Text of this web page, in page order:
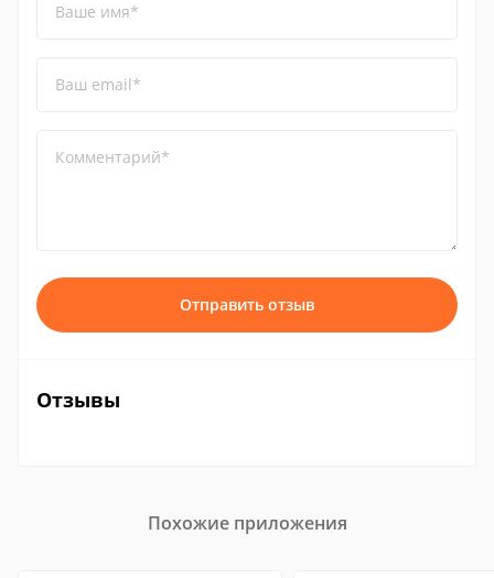
Ваше имя*
Ваш email*
Комментарий*
Отправить отзыв
Отзывы
Похожие приложения